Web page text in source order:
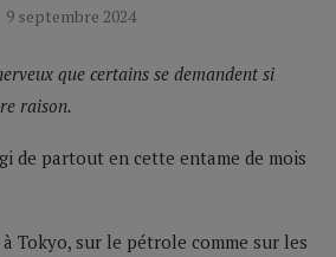
9 septembre 2024
que certains se demandent si
raison.
de partout en cette entame de mois
Tokyo, sur le pétrole comme sur les